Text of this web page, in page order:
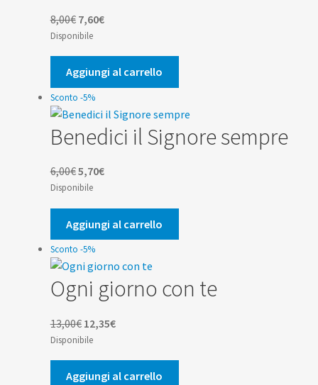
8,00€ Il
prezzo
originale
era:
8,00€.
7,60€Il
attuale
è:
7,60€.
Disponibile
Aggiungi al carrello
Sconto -5%
Benedici il Signore sempre
6,00€Il
prezzo
originale
era:
6,00€.
5,70€Il
attuale
è:
5,70€.
Disponibile
Aggiungi al carrello
Sconto -5%
Ogni giorno con te
13,00€ Il
prezzo
originale
era:
12,35€Il
attuale
è:
Disponibile
Aggiungi al carrello